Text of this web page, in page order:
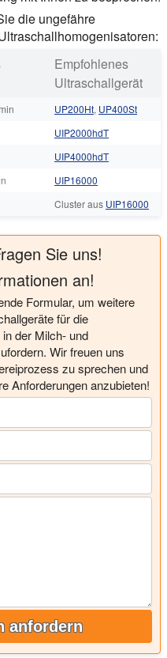
die ungefähre
Empfohlenes
Ultraschallgerät
UP200Ht, UP400St
UIP2000hdT
UIP4000hdT
UIP16000
Cluster aus UIP16000
Sie uns!
an!
Formular, um weitere
für die
der Milch- und
Wir freuen uns
zu sprechen und
Anforderungen anzubieten!
anfordern